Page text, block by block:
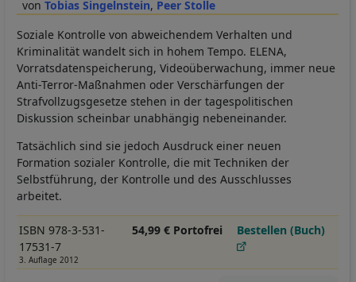
Tobias Singelnstein Peer Stolle
Soziale Kontrolle von abweichendem Verhalten und
Kriminalität wandelt sich in hohem Tempo. ELENA,
Vorratsdatenspeicherung, Videoüberwachung, immer neue
Anti-Terror-Maßnahmen oder Verschärfungen der
Strafvollzugsgesetze stehen in der tagespolitischen
Diskussion scheinbar unabhängig nebeneinander.
Tatsächlich sind sie jedoch Ausdruck einer neuen
Formation sozialer Kontrolle, die mit Techniken der
Selbstführung, der Kontrolle und des Ausschlusses
arbeitet.
ISBN 978-3-531-
17531-7
3. Auflage 2012
54,99 € Portofrei Bestellen (Buch)